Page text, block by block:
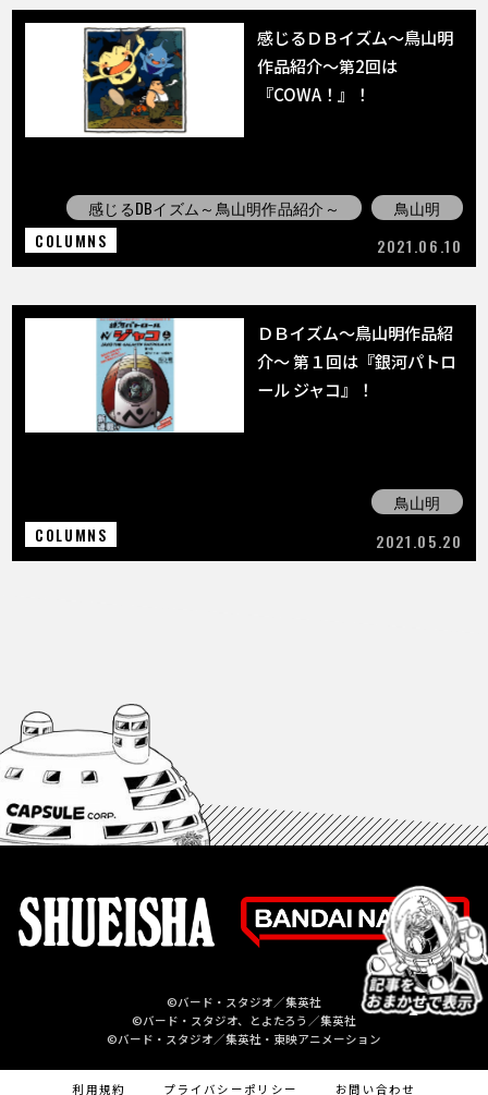
感じるＤＢイズム～鳥山明
作品紹介～第2回は
『COWA！』！
感じるDBイズム～鳥山明作品紹介～
鳥山明
COLUMNS
2021.06.10
ＤＢイズム～鳥山明作品紹
介～ 第１回は『銀河パトロ
ール ジャコ』！
鳥山明
COLUMNS
2021.05.20
©バード・スタジオ／集英社
©バード・スタジオ、とよたろう／集英社
©バード・スタジオ／集英社・東映アニメーション
利用規約 プライバシーポリシー お問い合わせ